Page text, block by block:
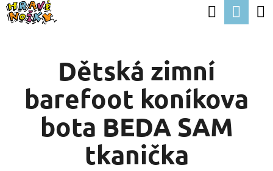
Přejít
Hledat
Dětská zimní
barefoot koníkova
bota BEDA SAM
tkanička
K
O
Zpět
Zpět